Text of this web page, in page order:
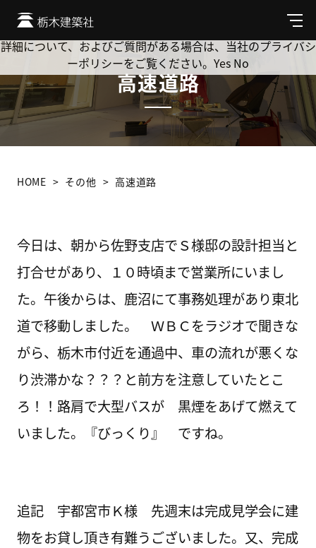
メ
ニ
ュ
高速道路
HOME その他 高速道路
今日は、朝から佐野支店でＳ様邸の設計担当と
打合せがあり、１０時頃まで営業所にいまし
た。午後からは、鹿沼にて事務処理があり東北
道で移動しました。 ＷＢＣをラジオで聞きな
がら、栃木市付近を通過中、車の流れが悪くな
り渋滞かな？？？と前方を注意していたとこ
ろ！！路肩で大型バスが 黒煙をあげて燃えて
いました。『びっくり』 ですね。
追記 宇都宮市Ｋ様 先週末は完成見学会に建
物をお貸し頂き有難うございました。又、完成
Cookie を使用して、お客様の活動を追跡してもよろしいです
か? 当社ではお客様のプライバシーを極めて重視しています。
詳細について、およびご質問がある場合は、当社のプライバシ
ーポリシーをご覧ください。 Yes No